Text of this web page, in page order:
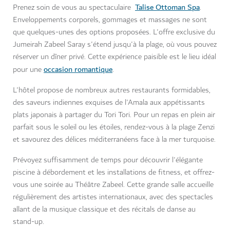
Prenez soin de vous au spectaculaire Talise Ottoman Spa.
Enveloppements corporels, gommages et massages ne sont
que quelques-unes des options proposées. L'offre exclusive du
Jumeirah Zabeel Saray s'étend jusqu'à la plage, où vous pouvez
réserver un dîner privé. Cette expérience paisible est le lieu idéal
pour uneoccasion romantique.
L'hôtel propose de nombreux autres restaurants formidables,
des saveurs indiennes exquises de l'Amala aux appétissants
plats japonais à partager du Tori Tori. Pour un repas en plein air
parfait sous le soleil ou les étoiles, rendez-vous à la plage Zenzi
et savourez des délices méditerranéens face à la mer turquoise.
Prévoyez suffisamment de temps pour découvrir l'élégante
piscine à débordement et les installations de fitness, et offrez-
vous une soirée au Théâtre Zabeel. Cette grande salle accueille
régulièrement des artistes internationaux, avec des spectacles
allant de la musique classique et des récitals de danse au
stand-up.